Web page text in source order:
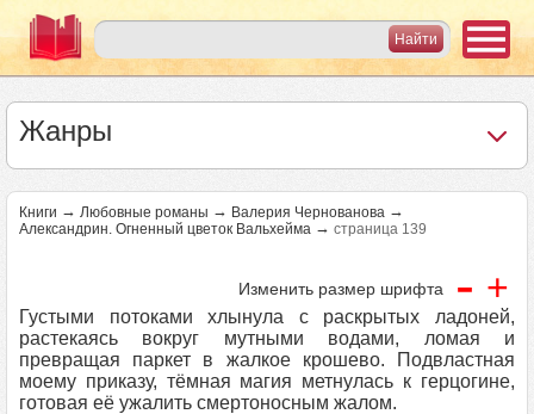
Жанры
Книги → Любовные романы → Валерия Чернованова →
Александрин. Огненный цветок Вальхейма → страница 139
Изменить размер шрифта - +
Густыми потоками хлынула с раскрытых ладоней,
растекаясь вокруг мутными водами, ломая и
превращая паркет в жалкое крошево. Подвластная
моему приказу, тёмная магия метнулась к герцогине,
готовая её ужалить смертоносным жалом.